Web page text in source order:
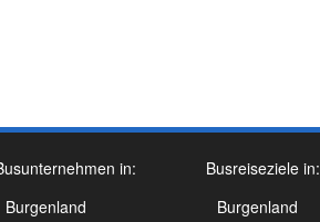
in:
Burgenland
Busreiseziele in:
Burgenland